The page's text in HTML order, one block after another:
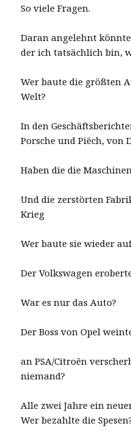
So viele Fragen.
Daran angelehnt
der ich tatsächlich bin,
Wer baute die größten
Welt?
In den
Porsche und Piëch, von
Haben die die
Und die zerstörten
Krieg
Wer baute sie wieder
Der Volkswagen
War es nur das Auto?
Der Boss von Opel
an PSA/Citroën
niemand?
Alle zwei Jahre ein
Wer bezahlte die